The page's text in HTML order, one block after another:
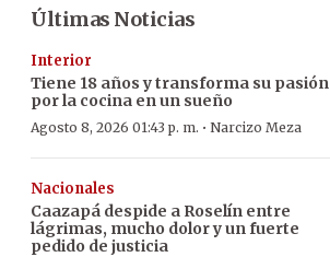
Últimas Noticias
Interior
Tiene 18 años y transforma su pasión
por la cocina en un sueño
Agosto 8, 2026 01:43 p. m. · Narcizo Meza
Nacionales
Caazapá despide a Roselín entre
lágrimas, mucho dolor y un fuerte
pedido de justicia